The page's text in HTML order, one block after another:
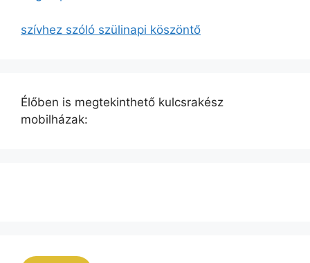
szívhez szóló szülinapi köszöntő
Élőben is megtekinthető kulcsrakész
mobilházak: